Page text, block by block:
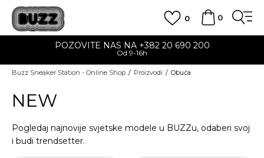
0
0
POZOVITE NAS NA +382 20 690 200
Od 9-16h
Buzz Sneaker Station - Online Shop Proizvodi Obuća
NEW
Pogledaj najnovije svjetske modele u BUZZu, odaberi svoj
i budi trendsetter.